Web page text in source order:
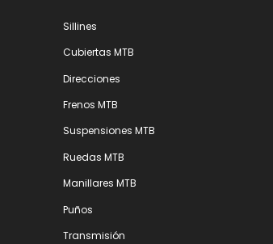
Sillines
Cubiertas MTB
Direcciones
Frenos MTB
Suspensiones MTB
Ruedas MTB
Manillares MTB
Puños
Transmisión